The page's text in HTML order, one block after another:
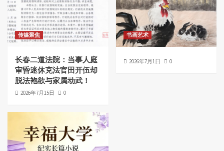
传媒聚焦
长春二道法院：当事人庭
审昏迷休克法官田开伍却
脱法袍欲与家属动武！
2026年7月15日 0
书画艺术
2026年7月1日 0